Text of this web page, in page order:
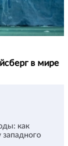
в мире
как